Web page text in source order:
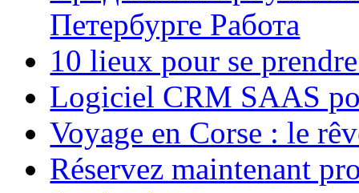
Петербурге Работа
10 lieux pour se
Logiciel CRM SAAS
Voyage en Corse : le
Réservez maintenant